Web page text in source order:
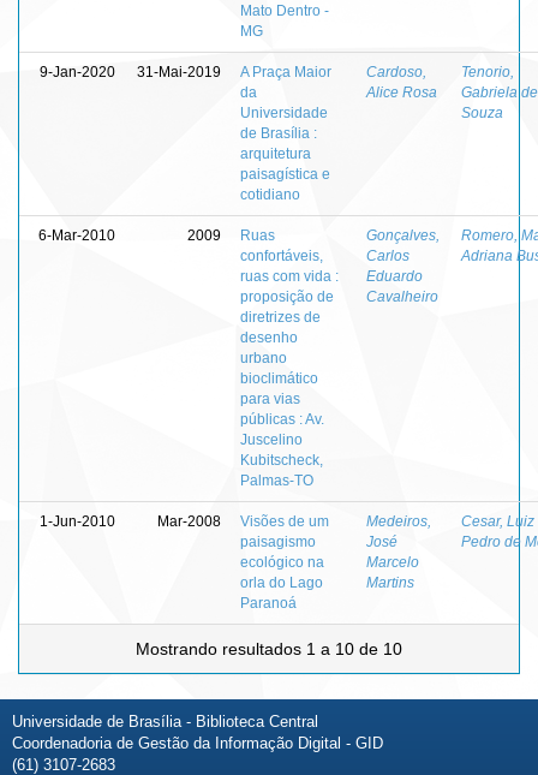
Mato Dentro -
MG
9-Jan-2020 31-Mai-2019
A Praça Maior
da
Universidade
de Brasília :
arquitetura
paisagística e
cotidiano
Cardoso,
Alice Rosa
Tenorio,
Gabriela de
Souza
6-Mar-2010 2009
Ruas
confortáveis,
ruas com vida :
proposição de
diretrizes de
desenho
urbano
bioclimático
para vias
públicas : Av.
Juscelino
Kubitscheck,
Palmas-TO
Gonçalves,
Carlos
Eduardo
Cavalheiro
Romero,
Adriana
1-Jun-2010 Mar-2008
Visões de um
paisagismo
ecológico na
orla do Lago
Paranoá
Medeiros,
José
Marcelo
Martins
Cesar, Luiz
Pedro de
Mostrando resultados 1 a 10 de 10
Universidade de Brasília - Biblioteca Central
Coordenadoria de Gestão da Informação Digital - GID
(61) 3107-2683